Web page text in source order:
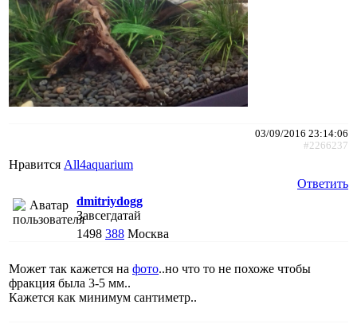
03/09/2016 23:14:06
#2266237
Нравится All4aquarium
Ответить
dmitriydogg
Завсегдатай
1498 388 Москва
Может так кажется на фото..но что то не похоже чтобы
фракция была 3-5 мм..
Кажется как минимум сантиметр..